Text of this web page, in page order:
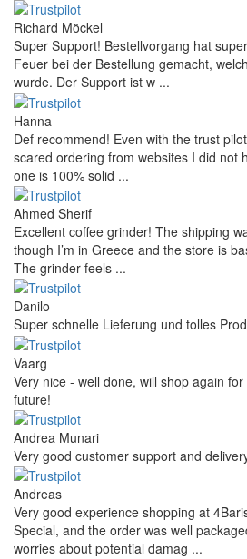
Richard Möckel
Super Support! Bestellvorgang hat
Feuer bei der Bestellung gemacht,
wurde. Der Support ist w ...
Hanna
Def recommend! Even with the trust
scared ordering from websites I did not
one is 100% solid ...
Ahmed Sherif
Excellent coffee grinder! The shipping
though I’m in Greece and the store is
The grinder feels ...
Danilo
Super schnelle Lieferung und tolles
Vaarg
Very nice - well done, will shop again
future!
Andrea Munari
Very good customer support and
Andreas
Very good experience shopping at
Special, and the order was well
worries about potential damag ...